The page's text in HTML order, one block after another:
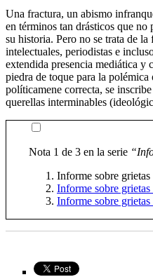
Una fractura, un abismo
en términos tan drásticos que no
su historia. Pero no se trata de la
intelectuales, periodistas e
extendida presencia mediática y
piedra de toque para la polémica
políticamene correcta, se
querellas interminables
Nota 1 de 3 en la serie
Informe sobre grietas
Informe sobre
Informe sobre